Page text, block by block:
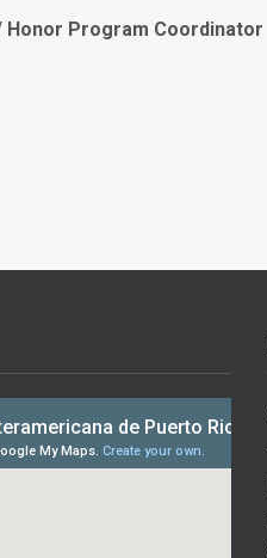
Honor Program Coordinator